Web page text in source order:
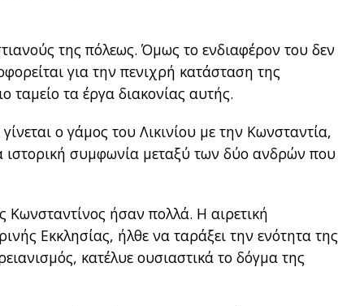
της πόλεως. Όμως το ενδιαφέρον του δεν
για την πενιχρή κατάσταση της
ταμείο τα έργα διακονίας αυτής.
ο γάμος του Λικινίου με την Κωνσταντία,
ιστορική συμφωνία μεταξύ των δύο ανδρών που
ήσαν πολλά. Η αιρετική
Εκκλησίας, ήλθε να ταράξει την ενότητα της
κατέλυε ουσιαστικά το δόγμα της